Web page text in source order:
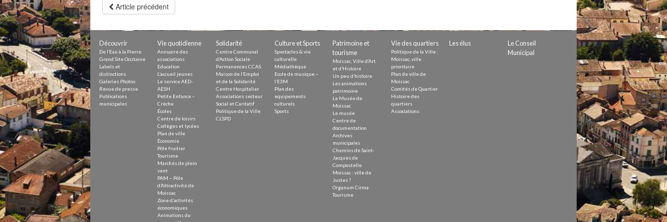
Petite Enfance – Crèche
Écoles
Pôle fruitier
Tourisme
Marchés de plein vent
PAM – Pôle d’Attractivité de Moissac
Zones d’activités économiques
Animations du centre-ville
Annuaire des commerces
Démarchage
Urbanisme
Environnement développement durable
Déchets
Eau
Prévention des risques
Crues
Article précédent
Découvrir
De l’Eau à la Pierre
Grand Site Occitanie
Labels et
distinctions
Galeries Photos
Revue de presse
Publications
municipales
Vie quotidienne
Annuaire des
associations
Education
L’accueil jeunes
Le service AED-
AESH
Petite Enfance –
Crèche
Écoles
Centre de loisirs
Collèges et lycées
Plan de ville
Économie
Pôle fruitier
Tourisme
Marchés de plein
vent
PAM – Pôle
d’Attractivité de
Moissac
Zone d’activités
économiques
Animations du
Solidarité
Centre Communal
d’Action Sociale
Permanences CCAS
Maison de l’Emploi
et de la Solidarité
Centre Hospitalier
Associations secteur
Social et Caritatif
Politique de la Ville
CLSPD
Culture et Sports
Spectacles & vie
culturelle
Médiathèque
Ecole de musique –
l’E3M
Plan des
equipements
culturels
Sports
Patrimoine et
tourisme
Moissac, Ville d’Art
et d’Histoire
Un peu d’histoire
Les animations
patrimoine
Le Musée de
Moissac
Le musée
Centre de
documentation
Archives
municipales
Chemins de Saint-
Jacques de
Compostelle
Moissac : ville de
Justes ?
Organum Cirma
Tourisme
Vie des quartiers
Politique de la Ville :
Moissac, ville
prioritaire
Plan de ville de
Moissac
Comités de Quartier
Histoire des
quartiers
Associations
Les élus
Le Conseil
Municipal